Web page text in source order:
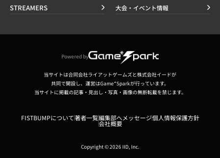
STREAMERS 大会・イベント情報
Powered by
当サイトは合同会社ライアットゲームズと株式会社イードが
共同で開設し、運営はGame*Sparkが行っています。
当サイトに掲載の記事・見出し・写真・画像の無断転載を禁じます。
FISTBUMPについて著者一覧編集部へメッセージ個人情報保護方針
会社概要
Copyright © 2026 IID, Inc.